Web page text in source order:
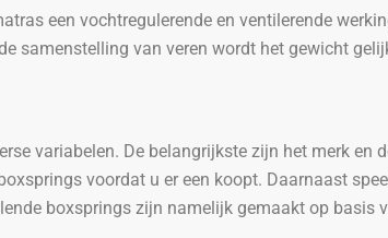
een vochtregulerende en ventilerende
samenstelling van veren wordt het gewicht
variabelen. De belangrijkste zijn het merk
voordat u er een koopt. Daarnaast
boxsprings zijn namelijk gemaakt op basis